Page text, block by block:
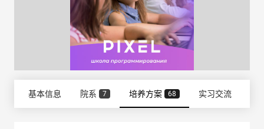
基本信息 院系 7 培养方案 68 实习交流